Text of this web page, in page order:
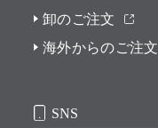
卸のご注文
海外からのご注文
SNS